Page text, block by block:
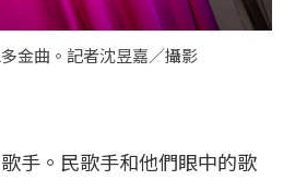
金曲。記者沈昱嘉／攝影
手。民歌手和他們眼中的歌